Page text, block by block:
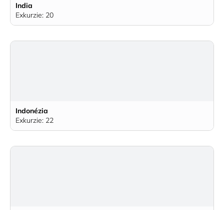
India
Exkurzie: 20
Indonézia
Exkurzie: 22